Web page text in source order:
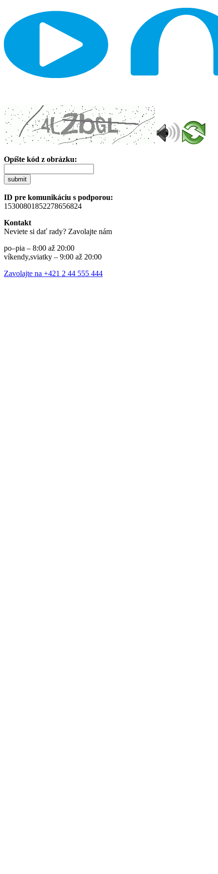
Opíšte kód z obrázku:
submit
ID pre komunikáciu s podporou:
15300801852278656824
Kontakt
Neviete si dať rady? Zavolajte nám
po–pia – 8:00 až 20:00
víkendy,sviatky – 9:00 až 20:00
Zavolajte na +421 2 44 555 444